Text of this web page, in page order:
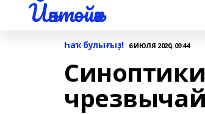
Йәнтөйәк
Һаҡ булығыҙ! 6 ИЮЛЯ 2020, 09:44